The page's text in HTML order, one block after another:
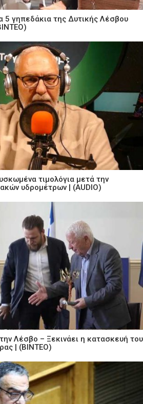
5 γηπεδάκια της Δυτικής Λέσβου
τιμολόγια μετά την
υδρομέτρων | (AUDIO)
Λέσβο – Ξεκινάει η κατασκευή του
| (ΒΙΝΤΕΟ)